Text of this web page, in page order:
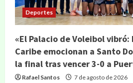
Deportes
«El Palacio de Voleibol vibró:
Caribe emocionan a Santo
la final tras vencer 3-0 a
Rafael Santos 7 de agosto de 2026